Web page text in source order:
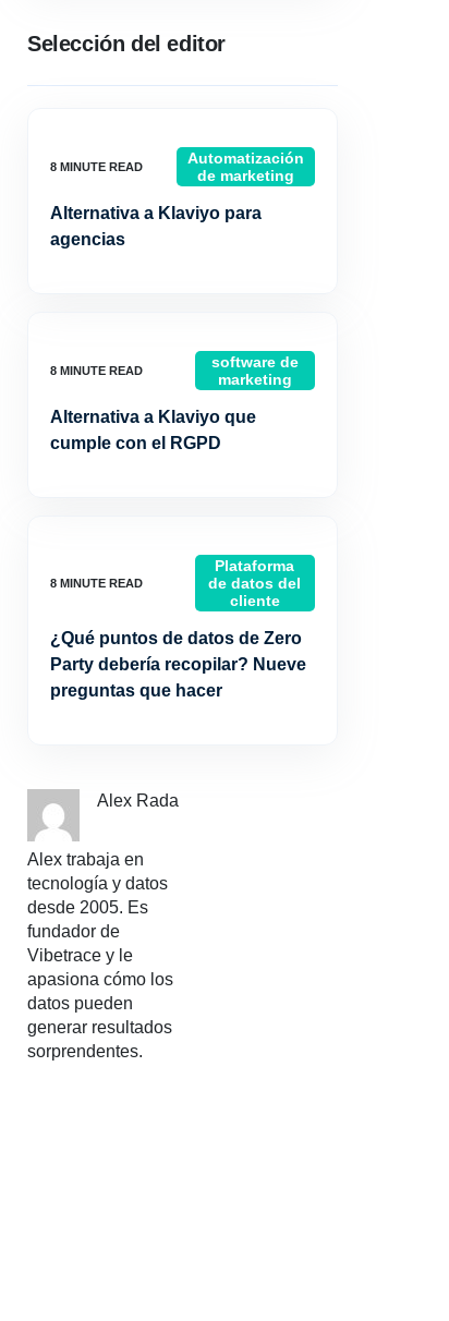
Selección del editor
Automatización
de marketing
Alternativa a Klaviyo para
agencias
software de
marketing
Alternativa a Klaviyo que
cumple con el RGPD
Plataforma
de datos del
cliente
¿Qué puntos de datos de Zero
Party debería recopilar? Nueve
preguntas que hacer
Alex Rada
Alex trabaja en
tecnología y datos
desde 2005. Es
fundador de
Vibetrace y le
apasiona cómo los
datos pueden
generar resultados
sorprendentes.